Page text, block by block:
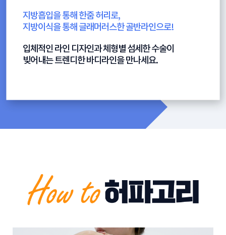
지방흡입을 통해 한줌 허리로,
지방이식을 통해 글래머러스한 골반라인으로!
입체적인 라인 디자인과 체형별 섬세한 수술이
빚어내는 트렌디한 바디라인을 만나세요.